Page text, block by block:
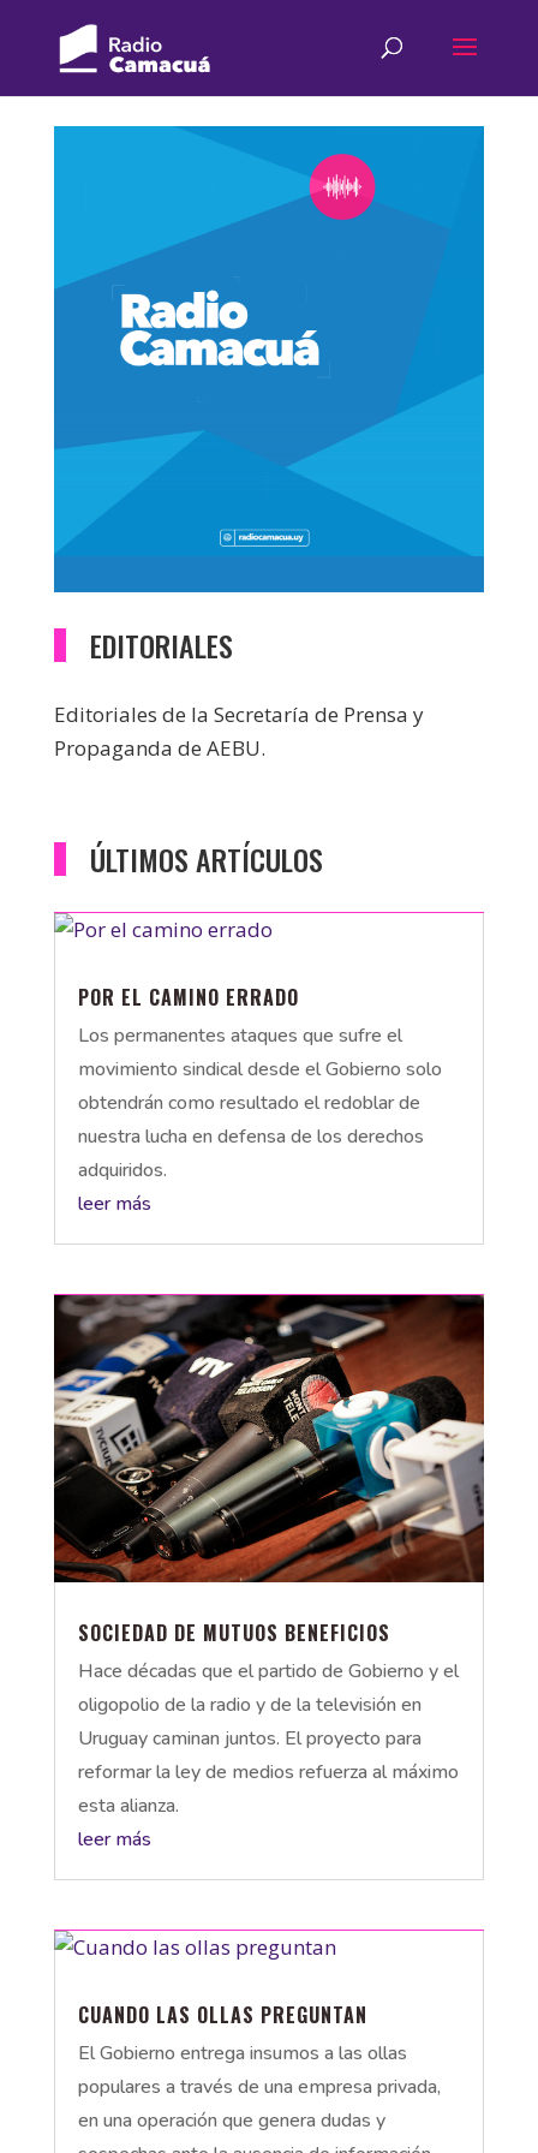
EDITORIALES
Editoriales de la Secretaría de Prensa y
Propaganda de AEBU.
ÚLTIMOS ARTÍCULOS
POR EL CAMINO ERRADO
Los permanentes ataques que sufre el
movimiento sindical desde el Gobierno solo
obtendrán como resultado el redoblar de
nuestra lucha en defensa de los derechos
adquiridos.
leer más
SOCIEDAD DE MUTUOS BENEFICIOS
Hace décadas que el partido de Gobierno y el
oligopolio de la radio y de la televisión en
Uruguay caminan juntos. El proyecto para
reformar la ley de medios refuerza al máximo
esta alianza.
leer más
CUANDO LAS OLLAS PREGUNTAN
El Gobierno entrega insumos a las ollas
populares a través de una empresa privada,
en una operación que genera dudas y